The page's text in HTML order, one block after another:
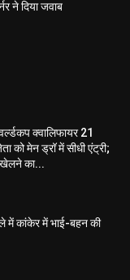
ने दिया जवाब
क्वालिफायर 21
को मेन ड्रॉ में सीधी एंट्री;
खेलने का...
में कांकेर में भाई-बहन की